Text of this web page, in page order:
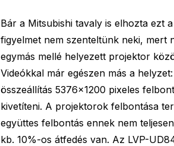
Bár a Mitsubishi tavaly is elhozta ezt
figyelmet nem szenteltünk neki, mert
egymás mellé helyezett projektor
Videókkal már egészen más a
összeállítás 5376×1200 pixeles
kivetíteni. A projektorok felbontása
együttes felbontás ennek nem
kb. 10%-os átfedés van. Az LVP-